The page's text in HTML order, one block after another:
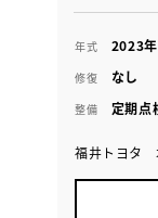
年式 2023
修復 なし
整備 定期点
福井トヨタ